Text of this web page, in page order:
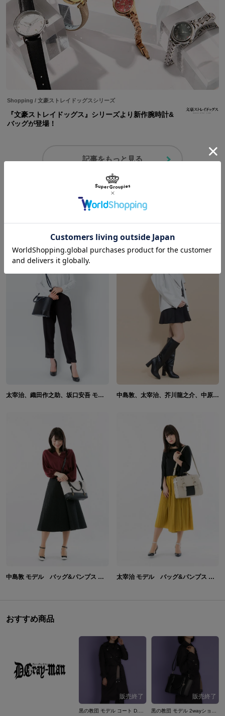
Shopping / 文豪ストレイドッグスシリーズ
『文豪ストレイドッグス』シリーズより新作腕時計&
バッグが登場！
記事をもっと見る
コーディネートを見る
太宰治、織田作之助、坂口安吾 モデル バッグ 文豪ストレイドッグス 黒の時代 中島敦、太宰治、芥川龍之介、中原中也 モデル コート 文豪ストレイドッグス
中島敦 モデル バッグ&パンプス 文豪ストレイドッグス 太宰治 モデル バッグ&パンプス 文豪ストレイドッグス
おすすめ商品